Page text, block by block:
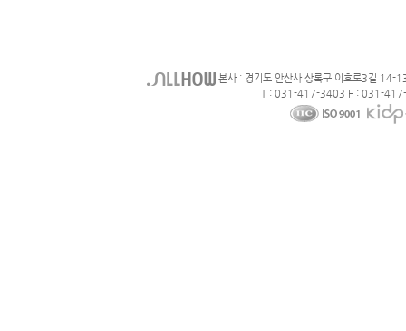
본사 : 경기도 안산사 상록구 이호로3길 14-
T : 031-417-3403 F : 031-